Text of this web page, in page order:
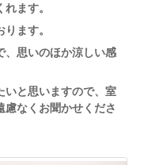
ます。
ます。
、思いのほか涼しい感
いと思いますので、室
慮なくお聞かせくださ